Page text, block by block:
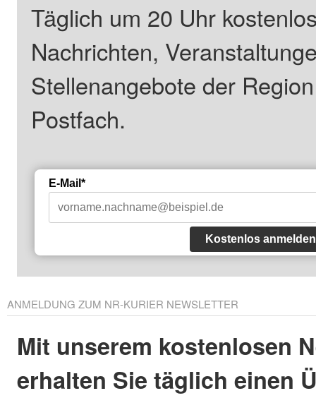
Täglich um 20 Uhr
Nachrichten,
Stellenangebote der
Postfach.
E-Mail*
Kostenlos anmelden
ANMELDUNG ZUM NR-KURIER NEWSLETTER
Mit unserem kostenlosen
erhalten Sie täglich einen